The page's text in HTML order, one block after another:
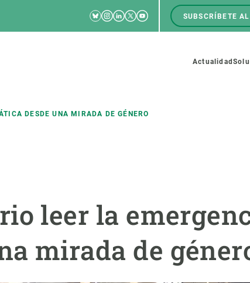
RRSS
Bluesky
Instagram
Linkedin
TwitterYoutube
Menú
top
SUBSCRÍBETE
Actualidad
DESDE UNA MIRADA DE GÉNERO
leer la
mirada de
Soluciones
Política y gestión
Estrategia de Recursos
Oportunidades
Pide tu MSCA-PF
Pide tu beca ERC